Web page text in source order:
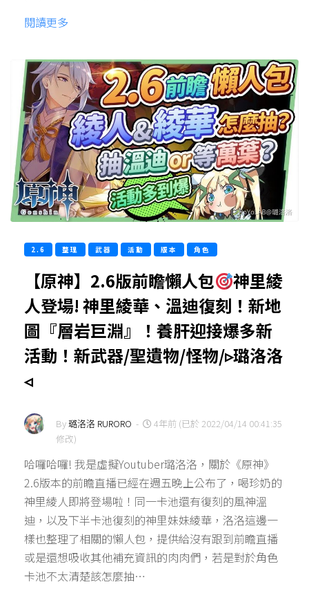
閱讀更多
2.6 整理 武器 活動 版本 角色
【原神】2.6版前瞻懶人包
神里綾
人登場! 神里綾華、溫迪復刻！新地
圖『層岩巨淵』！養肝迎接爆多新
活動！新武器/聖遺物/怪物/▹璐洛洛
◃
By璐洛洛 RURORO -
4年前 (已於 2022/04/14 00:41:35
修改)
哈囉哈囉! 我是虛擬Youtuber璐洛洛，關於《原神》
2.6版本的前瞻直播已經在週五晚上公布了，喝珍奶的
神里綾人即將登場啦！同一卡池還有復刻的風神溫
迪，以及下半卡池復刻的神里妹妹綾華，洛洛這邊一
樣也整理了相關的懶人包，提供給沒有跟到前瞻直播
或是還想吸收其他補充資訊的肉肉們，若是對於角色
卡池不太清楚該怎麼抽…